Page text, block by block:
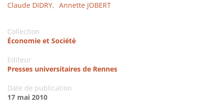
Claude DIDRY, Annette JOBERT
Collection
Économie et Société
Editeur
Presses universitaires de Rennes
Date de publication
17 mai 2010